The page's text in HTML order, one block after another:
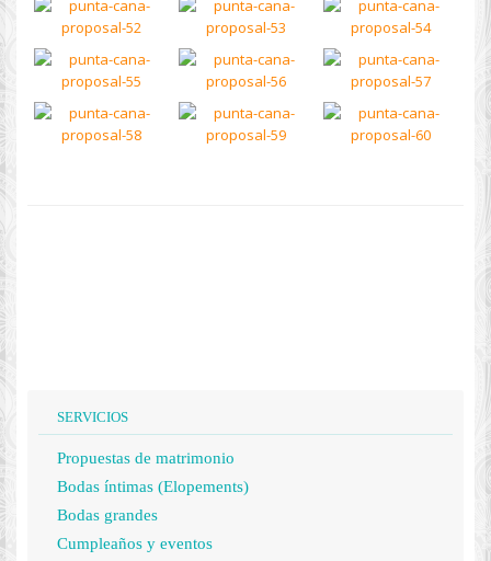
SERVICIOS
Propuestas de matrimonio
Bodas íntimas (Elopements)
Bodas grandes
Cumpleaños y eventos